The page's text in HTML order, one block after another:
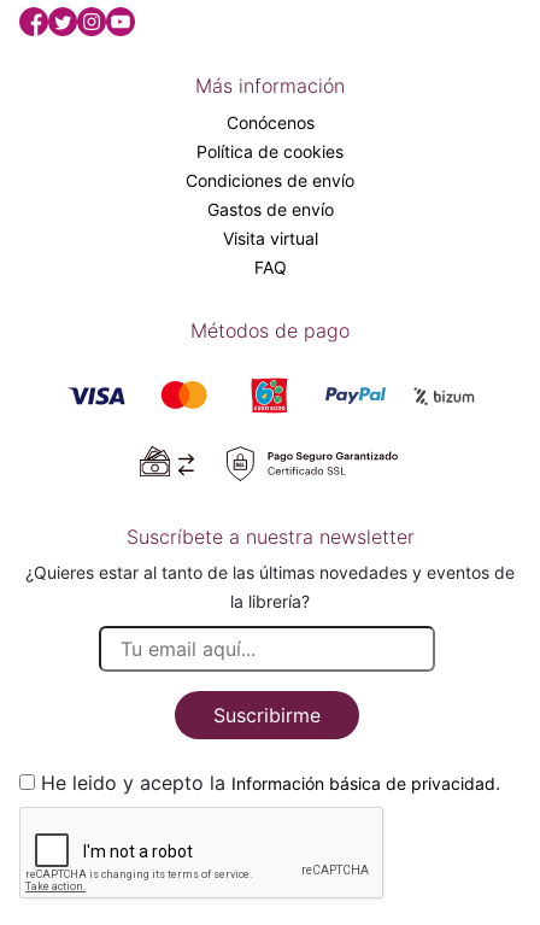
Más información
Conócenos
Política de cookies
Condiciones de envío
Gastos de envío
Visita virtual
FAQ
Métodos de pago
Suscríbete a nuestra newsletter
¿Quieres estar al tanto de las últimas novedades y eventos de
la librería?
Suscribirme
He leido y acepto la Información básica de privacidad.